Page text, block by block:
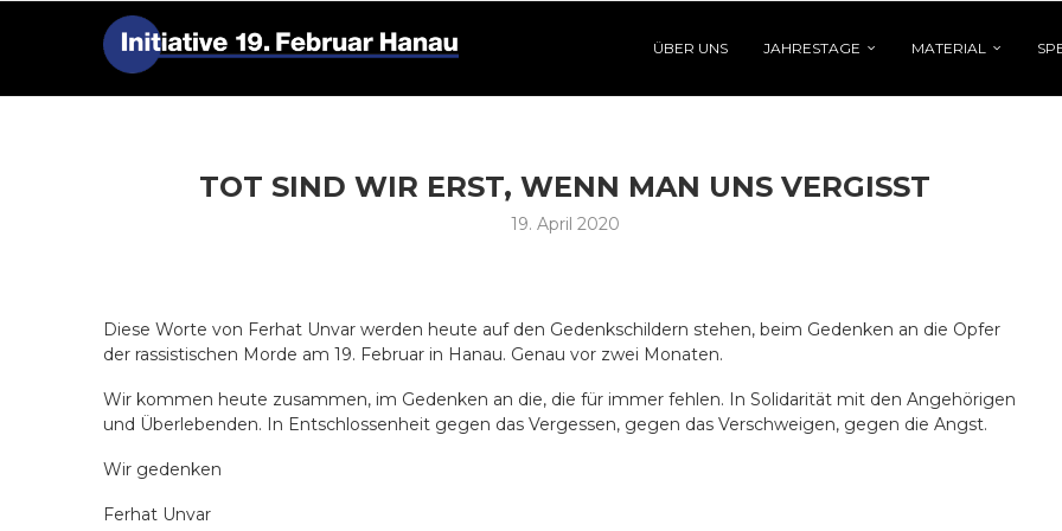
ÜBER UNS JAHRESTAGE MATERIAL
TOT SIND WIR ERST, WENN MAN UNS VERGISST
19. April 2020
Diese Worte von Ferhat Unvar werden heute auf den Gedenkschildern stehen, beim Gedenken an die Opfer
der rassistischen Morde am 19. Februar in Hanau. Genau vor zwei Monaten.
Wir kommen heute zusammen, im Gedenken an die, die für immer fehlen. In Solidarität mit den Angehörigen
und Überlebenden. In Entschlossenheit gegen das Vergessen, gegen das Verschweigen, gegen die Angst.
Wir gedenken
Ferhat Unvar